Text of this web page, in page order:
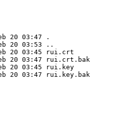
20 03:47 .
20 03:53 ..
20 03:45 rui.crt
03:47 rui.crt.bak
03:45 rui.key
03:47 rui.key.bak